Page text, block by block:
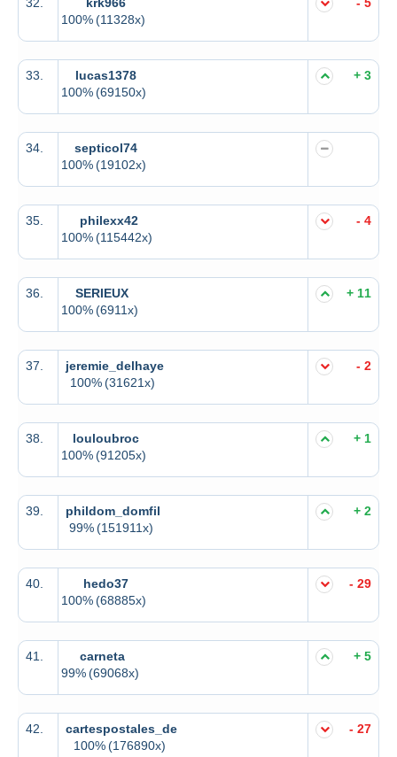
100%(11328x)
33.
lucas1378
100%(69150x)
+ 3
34.
septicol74
100%(19102x)
35.
philexx42
100%(115442x)
- 4
36.
SERIEUX
100%(6911x)
+ 11
37.
jeremie_delhaye
100%(31621x)
- 2
38.
louloubroc
100%(91205x)
+ 1
39.
phildom_domfil
99% (151911x)
+ 2
40.
hedo37
100%(68885x)
- 29
41.
carneta
99%(69068x)
+ 5
42.
cartespostales_de
100% (176890x)
- 27